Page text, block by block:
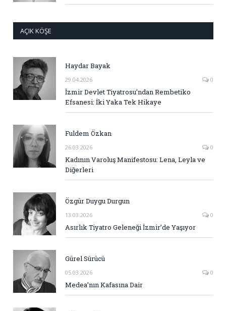
AÇIK KÖŞE
Haydar Bayak
29.04.2026 0
İzmir Devlet Tiyatrosu’ndan Rembetiko
Efsanesi: İki Yaka Tek Hikaye
Fuldem Özkan
26.03.2026 0
Kadının Varoluş Manifestosu: Lena, Leyla ve
Diğerleri
Özgür Duygu Durgun
13.03.2026 0
Asırlık Tiyatro Geleneği İzmir’de Yaşıyor
Gürel Sürücü
05.03.2026 0
Medea’nın Kafasına Dair